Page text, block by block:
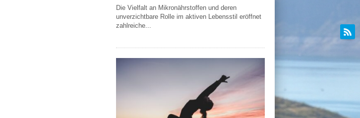
Die Vielfalt an Mikronährstoffen und deren
unverzichtbare Rolle im aktiven Lebensstil eröffnet
zahlreiche...